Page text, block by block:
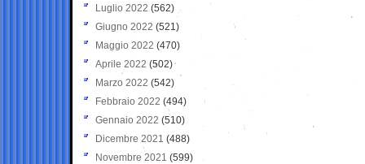
Luglio 2022 (562)
Giugno 2022 (521)
Maggio 2022 (470)
Aprile 2022 (502)
Marzo 2022 (542)
Febbraio 2022 (494)
Gennaio 2022 (510)
Dicembre 2021 (488)
Novembre 2021 (599)